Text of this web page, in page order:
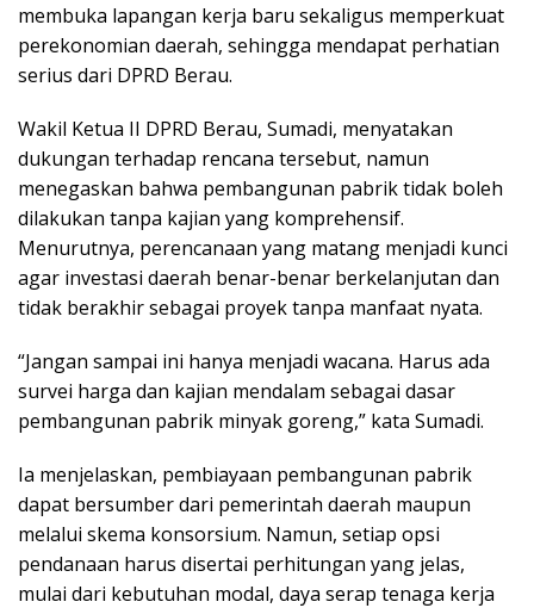
membuka lapangan kerja baru sekaligus memperkuat
perekonomian daerah, sehingga mendapat perhatian
serius dari DPRD Berau.
Wakil Ketua II DPRD Berau, Sumadi, menyatakan
dukungan terhadap rencana tersebut, namun
menegaskan bahwa pembangunan pabrik tidak boleh
dilakukan tanpa kajian yang komprehensif.
Menurutnya, perencanaan yang matang menjadi kunci
agar investasi daerah benar-benar berkelanjutan dan
tidak berakhir sebagai proyek tanpa manfaat nyata.
“Jangan sampai ini hanya menjadi wacana. Harus ada
survei harga dan kajian mendalam sebagai dasar
pembangunan pabrik minyak goreng,” kata Sumadi.
Ia menjelaskan, pembiayaan pembangunan pabrik
dapat bersumber dari pemerintah daerah maupun
melalui skema konsorsium. Namun, setiap opsi
pendanaan harus disertai perhitungan yang jelas,
mulai dari kebutuhan modal, daya serap tenaga kerja